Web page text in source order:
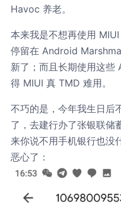
Havoc 养老。
本来我是不想再使用
停留在 Android
新了；而且长期使用这些
得 MIUI 真 TMD 难用。
不巧的是，今年我生日后
了，去建行办了张银联储
来你说不用手机银行也没
恶心了：